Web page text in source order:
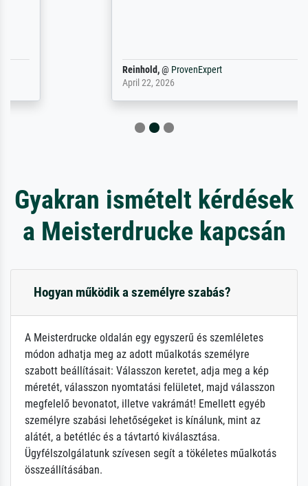
ProvenExpert
Gyakran ismételt kérdések
a Meisterdrucke kapcsán
Hogyan működik a személyre szabás?
A Meisterdrucke oldalán egy egyszerű és szemléletes
módon adhatja meg az adott műalkotás személyre
szabott beállításait: Válasszon keretet, adja meg a kép
méretét, válasszon nyomtatási felületet, majd válasszon
megfelelő bevonatot, illetve vakrámát! Emellett egyéb
személyre szabási lehetőségeket is kínálunk, mint az
alátét, a betétléc és a távtartó kiválasztása.
Ügyfélszolgálatunk szívesen segít a tökéletes műalkotás
összeállításában.